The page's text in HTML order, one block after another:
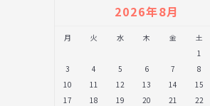
2026年8月
月 火 水 木 金 土
1
3
4 5 6 7 8
10
11 12 13 14 15
17
18 19 20 21 22